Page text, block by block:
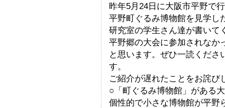
昨年5月24日に大阪市平野で
平野町ぐるみ博物館を見学し
研究室の学生さん達が書いて
平野郷の大会に参加されなか
と思います。ぜひ一読くだ
す。
ご紹介が遅れたことをお詫び
○「町ぐるみ博物館」がある
個性的で小さな博物館が平野